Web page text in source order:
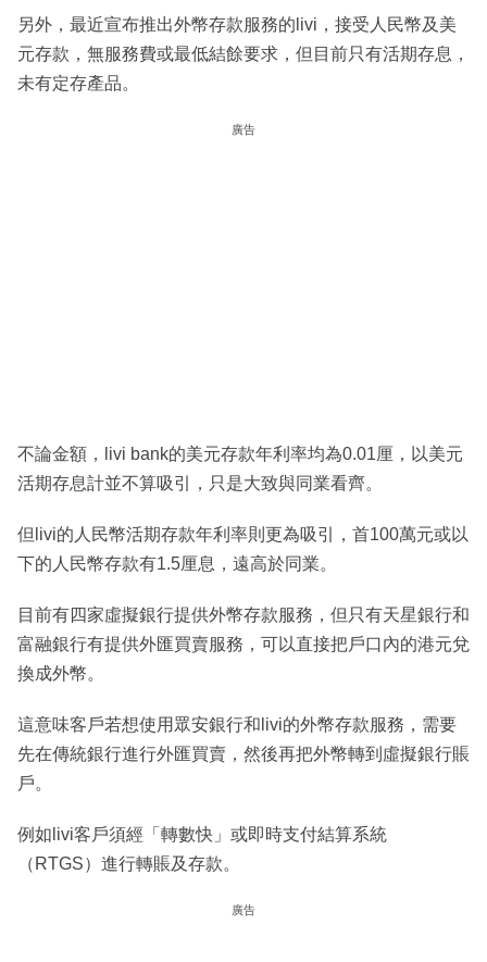
另外，最近宣布推出外幣存款服務的livi，接受人民幣及美
元存款，無服務費或最低結餘要求，但目前只有活期存息，
未有定存產品。
廣告
不論金額，livi bank的美元存款年利率均為0.01厘，以美元
活期存息計並不算吸引，只是大致與同業看齊。
但livi的人民幣活期存款年利率則更為吸引，首100萬元或以
下的人民幣存款有1.5厘息，遠高於同業。
目前有四家虛擬銀行提供外幣存款服務，但只有天星銀行和
富融銀行有提供外匯買賣服務，可以直接把戶口內的港元兌
換成外幣。
這意味客戶若想使用眾安銀行和livi的外幣存款服務，需要
先在傳統銀行進行外匯買賣，然後再把外幣轉到虛擬銀行賬
戶。
例如livi客戶須經「轉數快」或即時支付結算系統
（RTGS）進行轉賬及存款。
廣告